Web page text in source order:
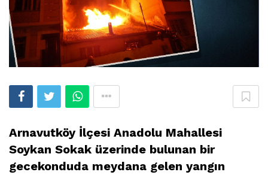
Arnavutköy İlçesi Anadolu Mahallesi
Soykan Sokak üzerinde bulunan bir
gecekonduda meydana gelen yangın